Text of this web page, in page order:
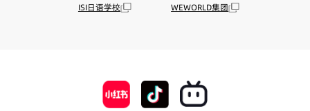
ISI日语学校 WEWORLD集团